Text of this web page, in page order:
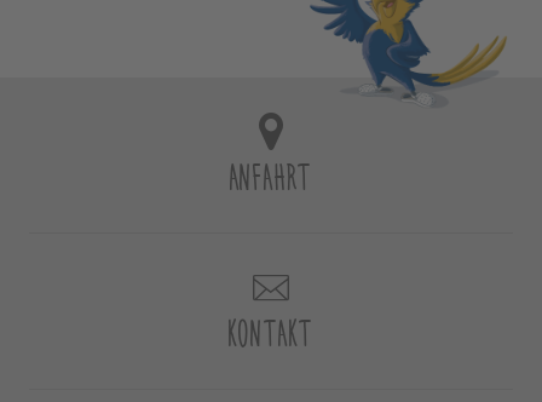
ANFAHRT
KONTAKT